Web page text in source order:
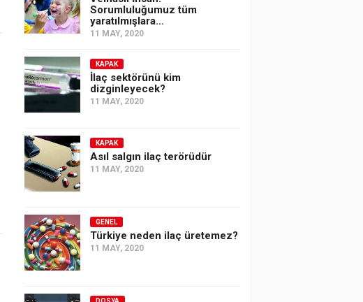
Sorumluluğumuz tüm
yaratılmışlara…
11 MAY, 2020
KAPAK
İlaç sektörünü kim
dizginleyecek?
11 MAY, 2020
KAPAK
Asıl salgın ilaç terörüdür
11 MAY, 2020
GENEL
Türkiye neden ilaç üretemez?
11 MAY, 2020